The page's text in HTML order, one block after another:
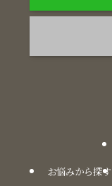
お悩みから探す